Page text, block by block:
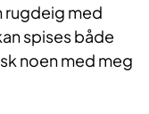
rugdeig med
spises både
noen med meg